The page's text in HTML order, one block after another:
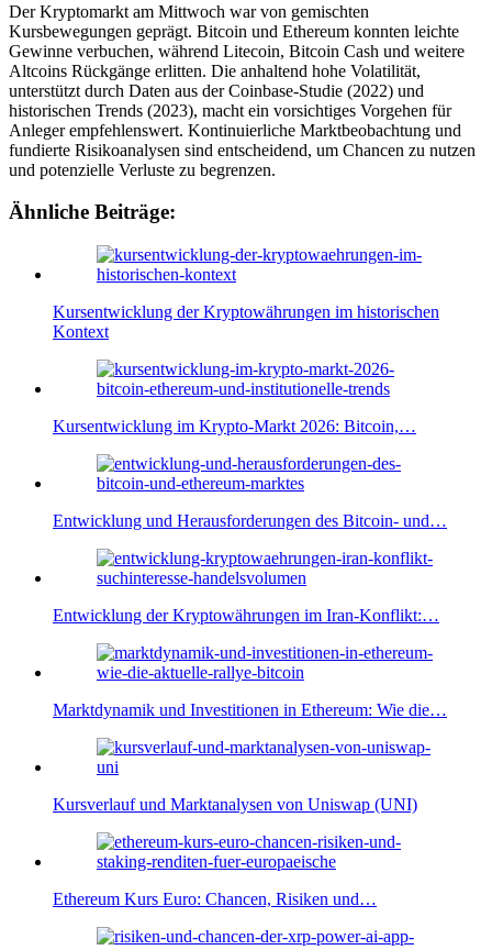
Der Kryptomarkt am Mittwoch war von gemischten
Kursbewegungen geprägt. Bitcoin und Ethereum konnten leichte
Gewinne verbuchen, während Litecoin, Bitcoin Cash und weitere
Altcoins Rückgänge erlitten. Die anhaltend hohe Volatilität,
unterstützt durch Daten aus der Coinbase-Studie (2022) und
historischen Trends (2023), macht ein vorsichtiges Vorgehen für
Anleger empfehlenswert. Kontinuierliche Marktbeobachtung und
fundierte Risikoanalysen sind entscheidend, um Chancen zu nutzen
und potenzielle Verluste zu begrenzen.
Ähnliche Beiträge:
Kursentwicklung der Kryptowährungen im historischen
Kontext
Kursentwicklung im Krypto-Markt 2026: Bitcoin,…
Entwicklung und Herausforderungen des Bitcoin- und…
Entwicklung der Kryptowährungen im Iran-Konflikt:…
Marktdynamik und Investitionen in Ethereum: Wie die…
Kursverlauf und Marktanalysen von Uniswap (UNI)
Ethereum Kurs Euro: Chancen, Risiken und…